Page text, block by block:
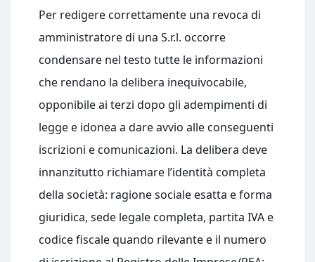
Per redigere correttamente una revoca di
amministratore di una S.r.l. occorre
condensare nel testo tutte le informazioni
che rendano la delibera inequivocabile,
opponibile ai terzi dopo gli adempimenti di
legge e idonea a dare avvio alle conseguenti
iscrizioni e comunicazioni. La delibera deve
innanzitutto richiamare l’identità completa
della società: ragione sociale esatta e forma
giuridica, sede legale completa, partita IVA e
codice fiscale quando rilevante e il numero